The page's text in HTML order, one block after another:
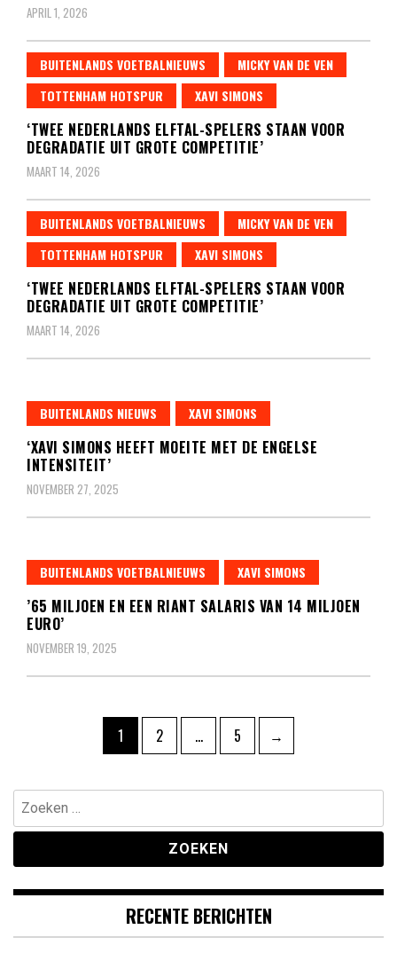
APRIL 1, 2026
BUITENLANDS VOETBALNIEUWS
MICKY VAN DE VEN
TOTTENHAM HOTSPUR
XAVI SIMONS
‘TWEE NEDERLANDS ELFTAL-SPELERS STAAN VOOR
DEGRADATIE UIT GROTE COMPETITIE’
MAART 14, 2026
BUITENLANDS VOETBALNIEUWS
MICKY VAN DE VEN
TOTTENHAM HOTSPUR
XAVI SIMONS
‘TWEE NEDERLANDS ELFTAL-SPELERS STAAN VOOR
DEGRADATIE UIT GROTE COMPETITIE’
MAART 14, 2026
BUITENLANDS NIEUWS XAVI SIMONS
‘XAVI SIMONS HEEFT MOEITE MET DE ENGELSE
INTENSITEIT’
NOVEMBER 27, 2025
BUITENLANDS VOETBALNIEUWS XAVI SIMONS
’65 MILJOEN EN EEN RIANT SALARIS VAN 14 MILJOEN
EURO’
NOVEMBER 19, 2025
paginering
Pagina
1 Pagina
2 … Pagina
5 →
Zoeken
naar:
RECENTE BERICHTEN